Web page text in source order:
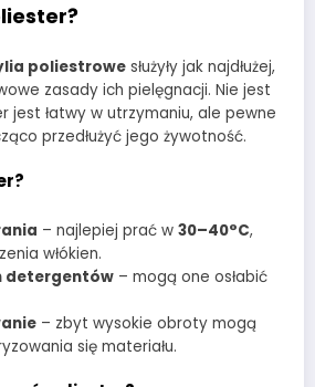
poliestrowe służyły jak najdłużej,
zasady ich pielęgnacji. Nie jest
jest łatwy w utrzymaniu, ale pewne
przedłużyć jego żywotność.
– najlepiej prać w 30–40°C,
włókien.
detergentów – mogą one osłabić
– zbyt wysokie obroty mogą
się materiału.